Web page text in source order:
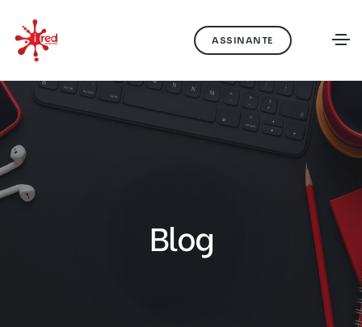
ASSINANTE
Blog